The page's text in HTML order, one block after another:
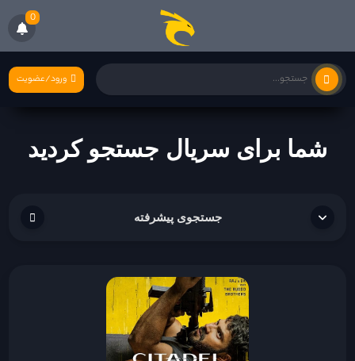
0
ورود/عضویت
شما برای سریال جستجو کردید
جستجوی پیشرفته